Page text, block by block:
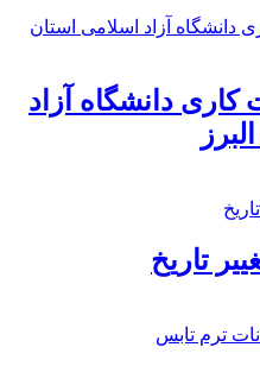
دانشگاه آزاد
تاریخ